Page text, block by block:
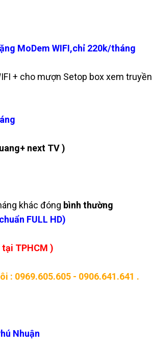
MoDem WIFI,chỉ 220k/tháng
+ cho mượn Setop box xem truyền
next TV )
khác đóng bình thường
FULL HD)
tại TPHCM )
: 0969.605.605 - 0906.641.641 .
Nhuận